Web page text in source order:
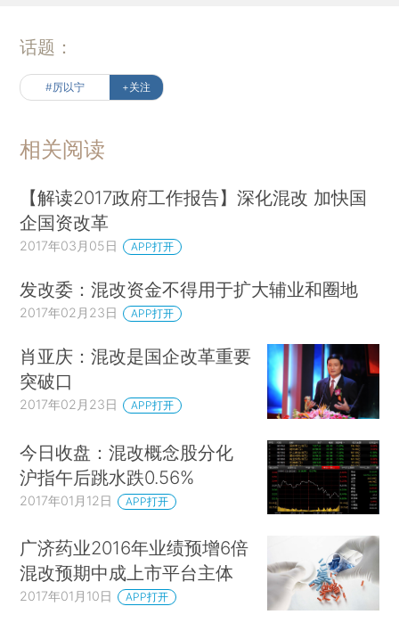
话题：
#厉以宁 +关注
相关阅读
【解读2017政府工作报告】深化混改 加快国
企国资改革
2017年03月05日 APP打开
发改委：混改资金不得用于扩大辅业和圈地
2017年02月23日 APP打开
肖亚庆：混改是国企改革重要
突破口
2017年02月23日 APP打开
今日收盘：混改概念股分化
沪指午后跳水跌0.56%
2017年01月12日 APP打开
广济药业2016年业绩预增6倍
混改预期中成上市平台主体
2017年01月10日 APP打开